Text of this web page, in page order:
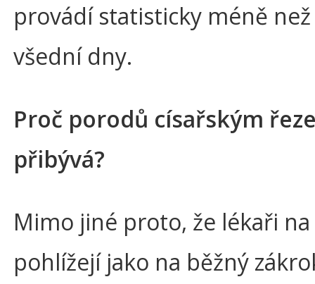
provádí statisticky méně
všední dny.
Proč porodů císařským
přibývá?
Mimo jiné proto, že lékaři
pohlížejí jako na běžný